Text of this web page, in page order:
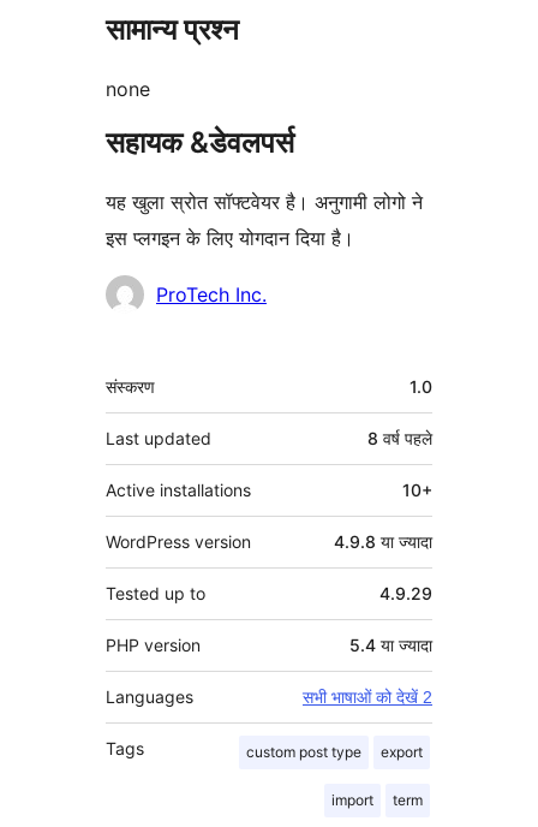
सामान्य प्रश्न
none
सहायक &डेवलपर्स
यह खुला स्रोत सॉफ्टवेयर है। अनुगामी लोगो ने
इस प्लगइन के लिए योगदान दिया है।
योगदानकर्ताProTech Inc.
मेटा
संस्करण 1.0
Last updated 8 वर्ष पहले
Active installations 10+
WordPress version 4.9.8 या ज्यादा
Tested up to 4.9.29
PHP version 5.4 या ज्यादा
Languages सभी भाषाओं को देखें 2
Tags custom post type export
import term